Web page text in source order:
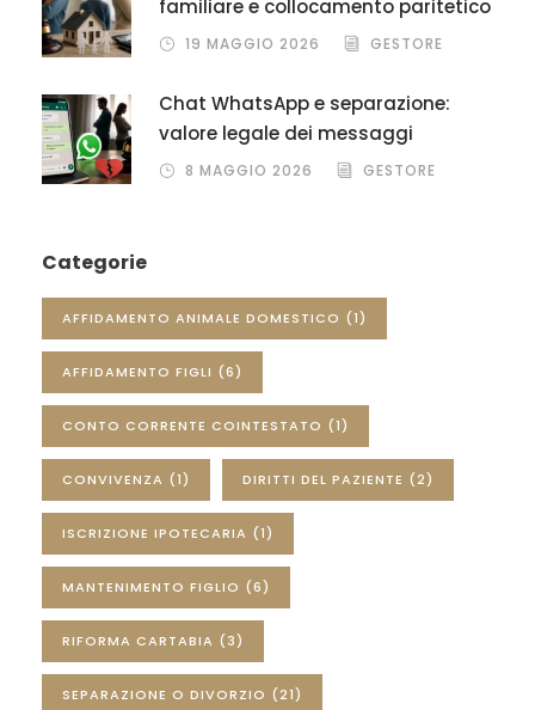
familiare e collocamento paritetico
19 MAGGIO 2026 GESTORE
Chat WhatsApp e separazione:
valore legale dei messaggi
8 MAGGIO 2026 GESTORE
Categorie
AFFIDAMENTO ANIMALE DOMESTICO (1)
AFFIDAMENTO FIGLI (6)
CONTO CORRENTE COINTESTATO (1)
CONVIVENZA (1) DIRITTI DEL PAZIENTE (2)
ISCRIZIONE IPOTECARIA (1)
MANTENIMENTO FIGLIO (6)
RIFORMA CARTABIA (3)
SEPARAZIONE O DIVORZIO (21)